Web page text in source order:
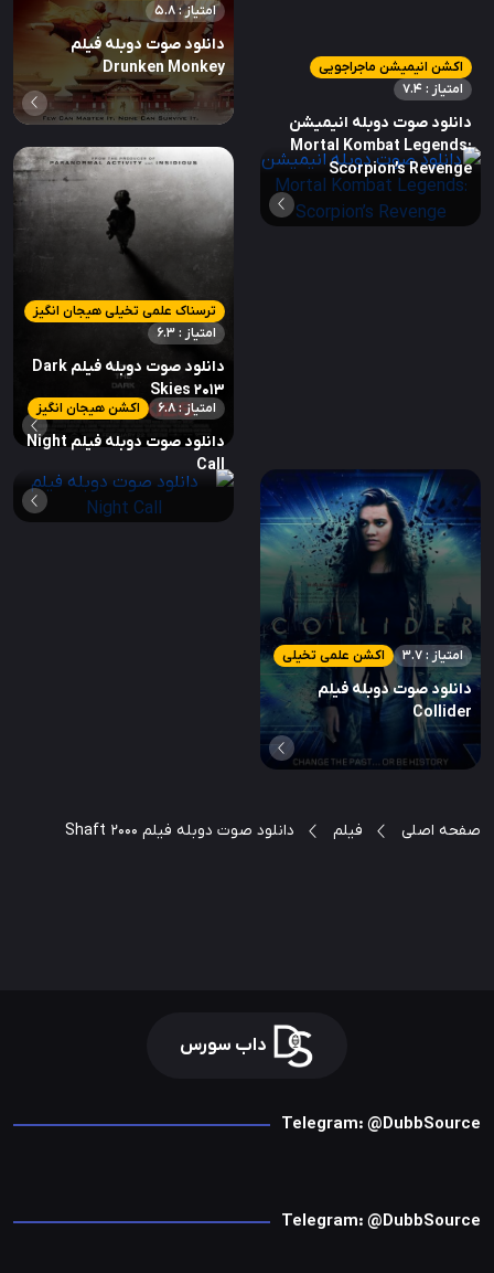
امتیاز : 5.8
دانلود صوت دوبله فیلم
Drunken Monkey
اکشن انیمیشن ماجراجویی
امتیاز : 7.4
دانلود صوت دوبله انیمیشن
Mortal Kombat Legends:
Scorpion’s Revenge
ترسناک علمی تخیلی هیجان انگیز
امتیاز : 6.3
دانلود صوت دوبله فیلم Dark
Skies 2013
اکشن علمی تخیلی امتیاز : 3.7
دانلود صوت دوبله فیلم
Collider
اکشن هیجان انگیز امتیاز : 6.8
دانلود صوت دوبله فیلم Night
Call
صفحه اصلی فیلم دانلود صوت دوبله فیلم Shaft 2000
داب سورس
Telegram: @DubbSource
Telegram: @DubbSource